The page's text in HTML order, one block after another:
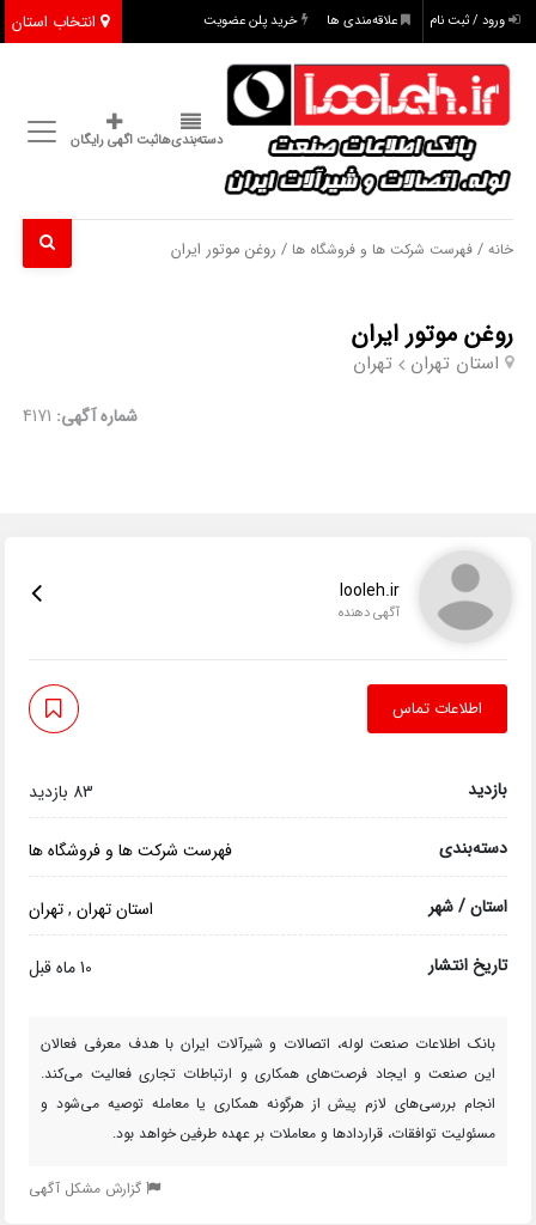
انتخاب استان ورود / ثبت نام علاقه‌مندی ها خرید پلن عضویت
دسته‌بندی‌هاثبت اگهی رایگان
خانه /فهرست شرکت ها و فروشگاه ها / روغن موتور ایران
روغن موتور ایران
استان تهران تهران
شماره آگهی: 4171
looleh.ir
آگهی دهنده
اطلاعات تماس
بازدید 83 بازدید
دسته‌بندی فهرست شرکت ها و فروشگاه ها
استان / شهر استان تهران,تهران
تاریخ انتشار 10 ماه قبل
بانک اطلاعات صنعت لوله، اتصالات و شیرآلات ایران با هدف معرفی فعالان
این صنعت و ایجاد فرصت‌های همکاری و ارتباطات تجاری فعالیت می‌کند.
انجام بررسی‌های لازم پیش از هرگونه همکاری یا معامله توصیه می‌شود و
مسئولیت توافقات، قراردادها و معاملات بر عهده طرفین خواهد بود.
گزارش مشکل آگهی